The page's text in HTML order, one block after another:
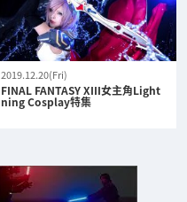
2019.12.20(Fri)
FINAL FANTASY XIII女主角Light
ning Cosplay特集